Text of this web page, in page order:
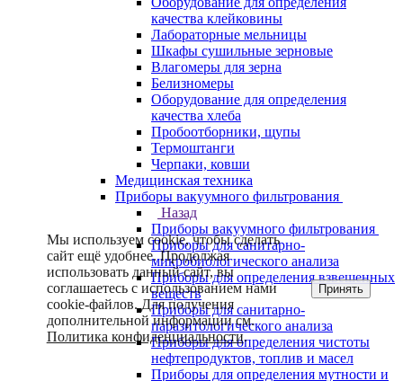
качества клейковины
Лабораторные мельницы
Шкафы сушильные зерновые
Влагомеры для зерна
Белизномеры
Оборудование для определения
качества хлеба
Пробоотборники, щупы
Термоштанги
Черпаки, ковши
Медицинская техника
Приборы вакуумного фильтрования
Назад
Приборы вакуумного фильтрования
Приборы для санитарно-
микробиологического анализа
Приборы для определения взвешенных
веществ
Приборы для санитарно-
паразитологического анализа
Приборы для определения чистоты
нефтепродуктов, топлив и масел
Приборы для определения мутности и
Мы используем cookie, чтобы сделать
сайт ещё удобнее. Продолжая
использовать данный сайт, вы
соглашаетесь с использованием нами
cookie-файлов. Для получения
дополнительной информации см.
Политика конфиденциальности.
Принять